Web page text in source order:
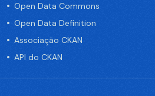
Open Data Commons
Open Data Definition
Associação CKAN
API do CKAN